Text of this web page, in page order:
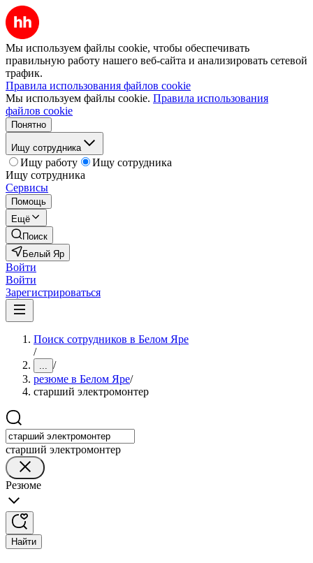
Мы используем файлы cookie, чтобы обеспечивать
правильную работу нашего веб-сайта и анализировать сетевой
трафик.
Правила использования файлов cookie
Мы используем файлы cookie. Правила использования
файлов cookie
Понятно
Ищу сотрудника
Ищу работу
Ищу сотрудника
Ищу сотрудника
Сервисы
Помощь
Ещё
Поиск
Белый Яр
Войти
Войти
Зарегистрироваться
Поиск сотрудников в Белом Яре
/
... /
резюме в Белом Яре/
старший электромонтер
старший электромонтер
Резюме
Найти